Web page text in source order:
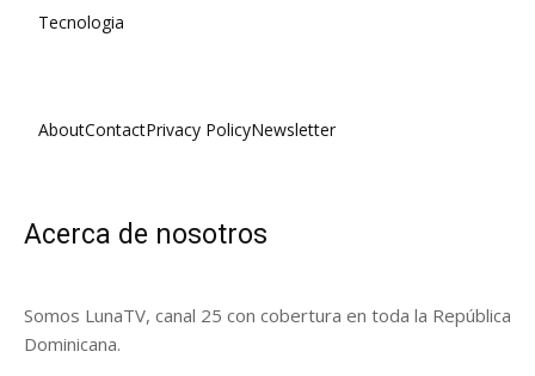
Tecnologia
AboutContactPrivacy PolicyNewsletter
Acerca de nosotros
Somos LunaTV, canal 25 con cobertura en toda la República
Dominicana.